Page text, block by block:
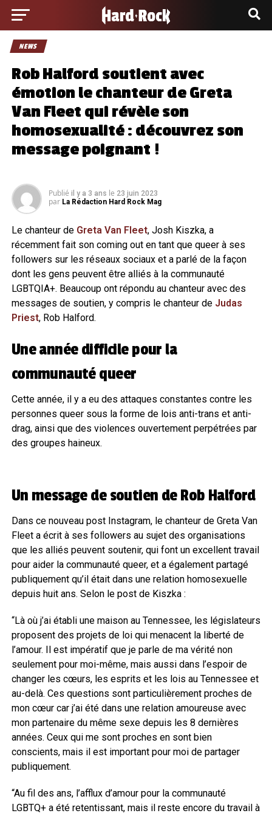
NEWS
Rob Halford soutient avec
émotion le chanteur de Greta
Van Fleet qui révèle son
homosexualité : découvrez son
message poignant !
Publié il y a 3 ans le 23 juin 2023
par La Rédaction Hard Rock Mag
Le chanteur de Greta Van Fleet, Josh Kiszka, a
récemment fait son coming out en tant que queer à ses
followers sur les réseaux sociaux et a parlé de la façon
dont les gens peuvent être alliés à la communauté
LGBTQIA+. Beaucoup ont répondu au chanteur avec des
messages de soutien, y compris le chanteur de Judas
Priest, Rob Halford.
Une année difficile pour la
communauté queer
Cette année, il y a eu des attaques constantes contre les
personnes queer sous la forme de lois anti-trans et anti-
drag, ainsi que des violences ouvertement perpétrées par
des groupes haineux.
Un message de soutien de Rob Halford
Dans ce nouveau post Instagram, le chanteur de Greta Van
Fleet a écrit à ses followers au sujet des organisations
que les alliés peuvent soutenir, qui font un excellent travail
pour aider la communauté queer, et a également partagé
publiquement qu’il était dans une relation homosexuelle
depuis huit ans. Selon le post de Kiszka :
“Là où j’ai établi une maison au Tennessee, les législateurs
proposent des projets de loi qui menacent la liberté de
l’amour. Il est impératif que je parle de ma vérité non
seulement pour moi-même, mais aussi dans l’espoir de
changer les cœurs, les esprits et les lois au Tennessee et
au-delà. Ces questions sont particulièrement proches de
mon cœur car j’ai été dans une relation amoureuse avec
mon partenaire du même sexe depuis les 8 dernières
années. Ceux qui me sont proches en sont bien
conscients, mais il est important pour moi de partager
publiquement.
“Au fil des ans, l’afflux d’amour pour la communauté
LGBTQ+ a été retentissant, mais il reste encore du travail à